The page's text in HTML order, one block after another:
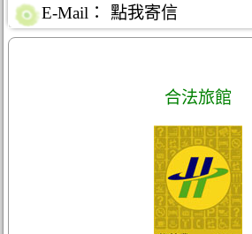
E-Mail： 點我寄信
合法旅館